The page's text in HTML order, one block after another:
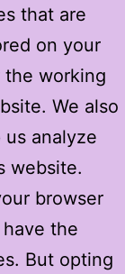
that are
on your
the working
We also
analyze
website.
browser
the
But opting